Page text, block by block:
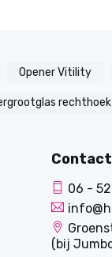
Opener Vitility
rechthoek
Contact
06 -
(bij